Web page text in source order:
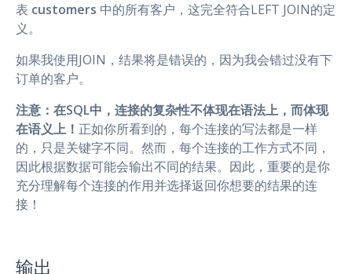
表 customers 中的所有客户，这完全符合LEFT JOIN的定
义。
如果我使用JOIN，结果将是错误的，因为我会错过没有下
订单的客户。
注意：在SQL中，连接的复杂性不体现在语法上，而体现
在语义上！ 正如你所看到的，每个连接的写法都是一样
的，只是关键字不同。然而，每个连接的工作方式不同，
因此根据数据可能会输出不同的结果。因此，重要的是你
充分理解每个连接的作用并选择返回你想要的结果的连
接！
输出